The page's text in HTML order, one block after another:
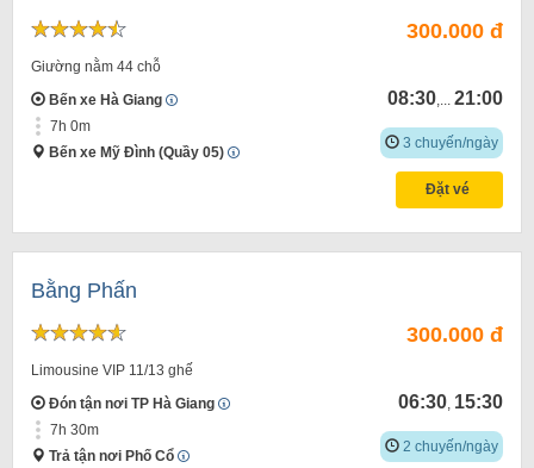
Giường nằm 44 chỗ
Bến xe Hà Giang
7h 0m
Bến xe Mỹ Đình (Quầy 05)
300.000 đ
08:30 21:00
3 chuyến/ngày
Đặt vé
Bằng Phấn
Limousine VIP 11/13 ghế
Đón tận nơi TP Hà Giang
7h 30m
Trả tận nơi Phố Cổ
300.000 đ
06:30 15:30
2 chuyến/ngày